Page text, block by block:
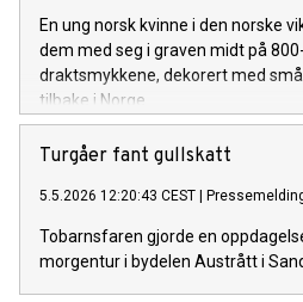
En ung norsk kvinne i den norske
dem med seg i graven midt på
draktsmykkene, dekorert med
tilbake i Norge.
Turgåer fant gullskatt
5.5.2026 12:20:43 CEST |
Tobarnsfaren gjorde en
morgentur i bydelen Austrått i